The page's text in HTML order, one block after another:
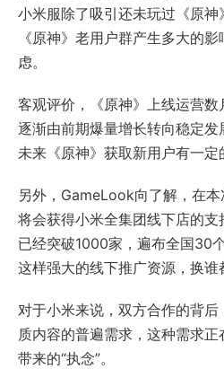
小米服除了吸引还未玩过《原
《原神》老用户群产生多大的
虑。
客观评价，《原神》上线运营
逐渐由前期爆量增长转向稳定
未来《原神》获取新用户有一定
另外，GameLook向了解，在本
将会获得小米全集团线下店的
已经突破1000家，遍布全国30
这样强大的线下推广资源，换谁
对于小米来说，双方合作的背
质内容的普遍需求，这种需求
带来的“执念”。